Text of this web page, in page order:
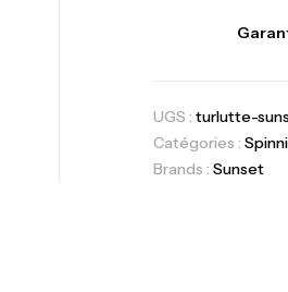
UGS : turlutte-
Catégories :
Brands : Sunset
Bagagerie,
Volant 3
Accastillage